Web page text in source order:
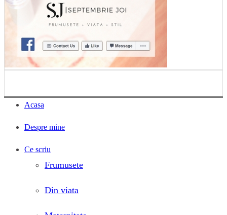
Acasa
Despre mine
Ce scriu
Frumusete
Din viata